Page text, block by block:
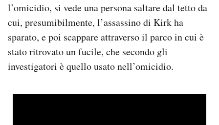
Regala il Post
Hai bisogno di aiuto?
Esci
l’omicidio, si vede una persona saltare dal tetto da
cui, presumibilmente, l’assassino di Kirk ha
sparato, e poi scappare attraverso il parco in cui è
stato ritrovato un fucile, che secondo gli
investigatori è quello usato nell’omicidio.